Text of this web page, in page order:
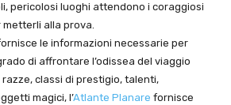
pericolosi luoghi attendono i coraggiosi
alla prova.
le informazioni necessarie per
di affrontare l’odissea del viaggio
classi di prestigio, talenti,
magici, l’Atlante Planare fornisce